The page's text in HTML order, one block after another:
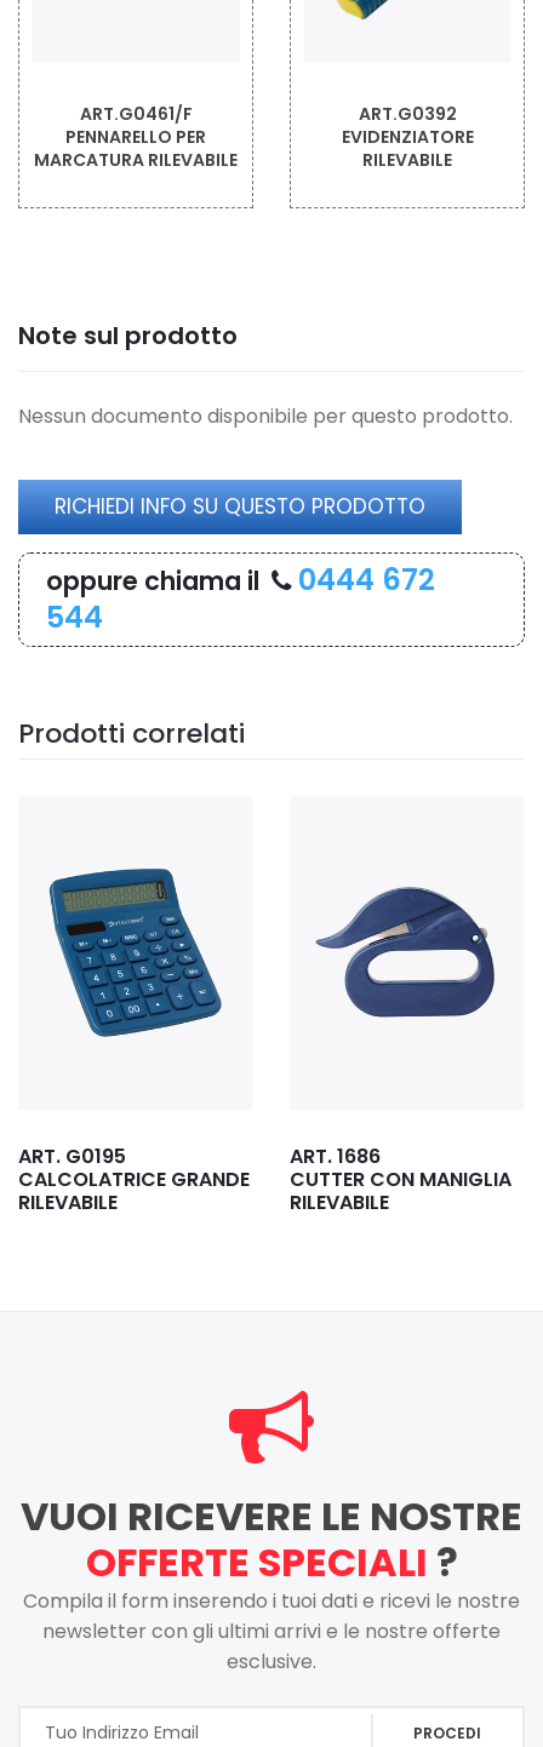
ART.G0392
EVIDENZIATORE
RILEVABILE
ART.1665
PENNARELLO INDELEBILE
RILEVABILE
Note sul prodotto
Nessun documento disponibile per questo prodotto.
RICHIEDI INFO SU QUESTO PRODOTTO
oppure chiama il
0444 672
544
Prodotti correlati
ART. 1686
CUTTER CON MANIGLIA
RILEVABILE
ART. G1393
CUTTER SK119 CON
BLOCCO LAMA
VUOI RICEVERE LE NOSTRE
OFFERTE SPECIALI ?
Compila il form inserendo i tuoi dati e ricevi le nostre
newsletter con gli ultimi arrivi e le nostre offerte
esclusive.
PROCEDI